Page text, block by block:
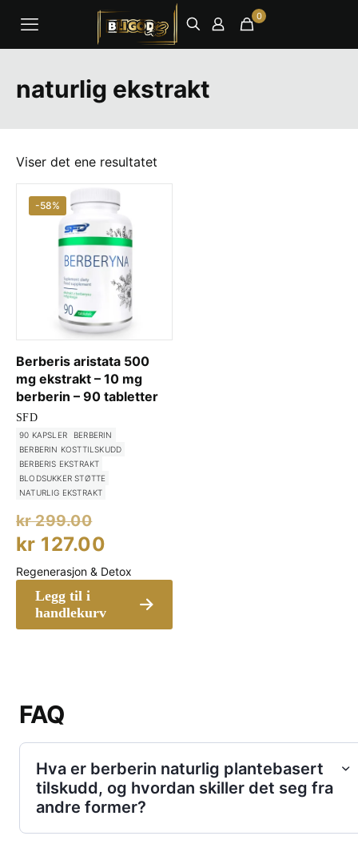
0
naturlig ekstrakt
Viser det ene resultatet
-58%
Berberis aristata 500
mg ekstrakt – 10 mg
berberin – 90 tabletter
SFD
90 KAPSLER
BERBERIN
BERBERIN KOSTTILSKUDD
BERBERIS EKSTRAKT
BLODSUKKER STØTTE
NATURLIG EKSTRAKT
kr299.00
pris
var:
kr 127.00
pris
kr 127.00.
Legg til i
handlekurv
Regenerasjon & Detox
FAQ
Hva er berberin naturlig plantebasert
tilskudd, og hvordan skiller det seg fra
andre former?